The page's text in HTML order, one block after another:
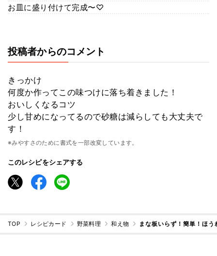
お皿に盛り付けて完成〜♡
投稿者からのコメント
きっかけ
何度か作ってこの味つけに落ち着きました！
おいしくなるコツ
少し甘めになってるので砂糖は減らしても大丈夫で
す！
※みやすさのために書式を一部改変しています。
このレシピをシェアする
TOP レシピカード 野菜料理 和え物 まな板いらず！簡単！ほ